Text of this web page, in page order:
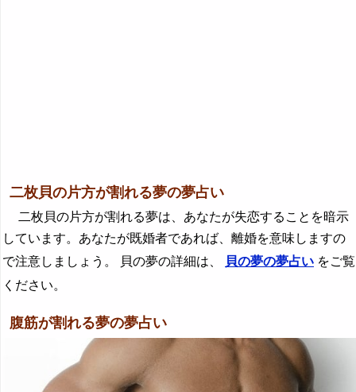
二枚貝の片方が割れる夢の夢占い
二枚貝の片方が割れる夢は、あなたが失恋することを暗示
しています。あなたが既婚者であれば、離婚を意味しますの
で注意しましょう。 貝の夢の詳細は、
貝の夢の夢占い をご覧
ください。
腹筋が割れる夢の夢占い